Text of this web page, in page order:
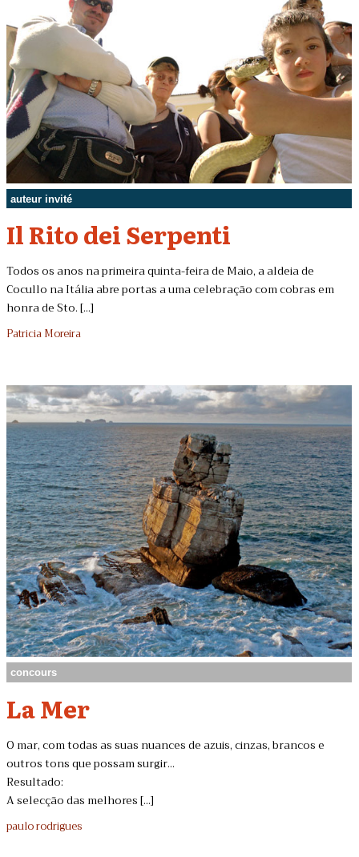
auteur invité
Il Rito dei Serpenti
Todos os anos na primeira quinta-feira de Maio, a aldeia de
Cocullo na Itália abre portas a uma celebração com cobras em
honra de Sto. [...]
Patricia Moreira
concours
La Mer
O mar, com todas as suas nuances de azuis, cinzas, brancos e
outros tons que possam surgir...
Resultado:
A selecção das melhores [...]
paulo rodrigues